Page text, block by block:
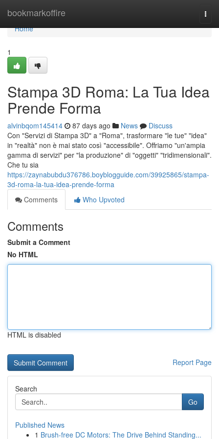
bookmarkoffire
Home
Home
1
Stampa 3D Roma: La Tua Idea
Prende Forma
alvinbqom145414 87 days ago News
Discuss
Con "Servizi di Stampa 3D" a "Roma", trasformare "le tue" "idea"
in "realtà" non è mai stato così "accessibile". Offriamo "un'ampia
gamma di servizi" per "la produzione" di "oggetti" "tridimensionali".
Che tu sia
https://zaynabubdu376786.boyblogguide.com/39925865/stampa-
3d-roma-la-tua-idea-prende-forma
Comments
Who Upvoted
Comments
Submit a Comment
No HTML
HTML is disabled
Report Page
Search
Go
Published News
1 Brush-free DC Motors: The Drive Behind Standing...